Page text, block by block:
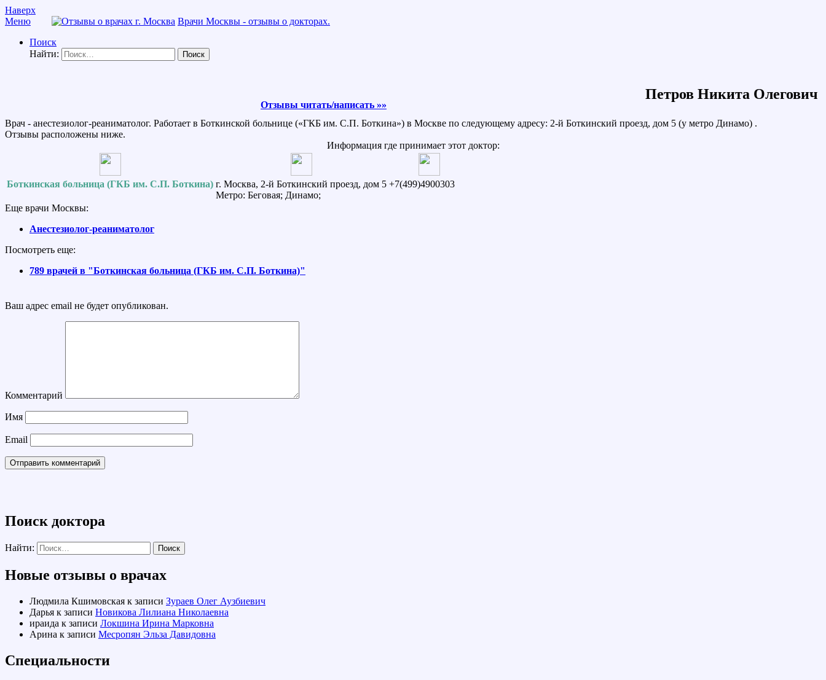
Наверх
Меню
Врачи Москвы - отзывы о докторах.
Поиск
Найти:
Отзывы читать/написать »»
Петров Никита Олегович
Врач - анестезиолог-реаниматолог. Работает в Боткинской больнице («ГКБ им. С.П. Боткина») в Москве по следующему адресу: 2-й Боткинский проезд, дом 5 (у метро Динамо) .
Отзывы расположены ниже.
Информация где принимает этот доктор:
Боткинская больница (ГКБ им. С.П. Боткина) г. Москва, 2-й Боткинский проезд, дом 5
Метро: Беговая; Динамо;
+7(499)4900303
Еще врачи Москвы:
Анестезиолог-реаниматолог
Посмотреть еще:
789 врачей в "Боткинская больница (ГКБ им. С.П. Боткина)"
Ваш адрес email не будет опубликован.
Комментарий
Имя
Email
Поиск доктора
Найти:
Новые отзывы о врачах
Людмила Кшимовская к записи Зураев Олег Аузбиевич
Дарья к записи Новикова Лилиана Николаевна
ираида к записи Локшина Ирина Марковна
Арина к записи Месропян Эльза Давидовна
Специальности